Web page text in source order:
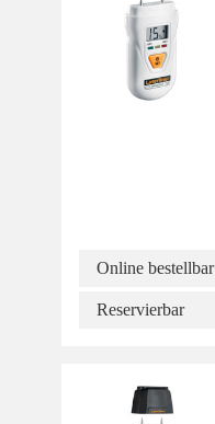
Online bestellbar
Reservierbar